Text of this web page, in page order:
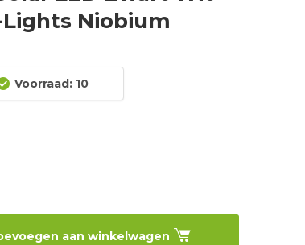
Niobium
Voorraad: 10
aan winkelwagen